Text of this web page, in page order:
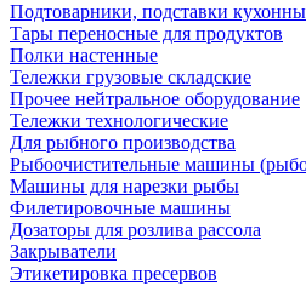
Подтоварники, подставки
Тары переносные для продуктов
Полки настенные
Тележки грузовые складские
Прочее нейтральное оборудование
Тележки технологические
Для рыбного производства
Рыбоочистительные машины
Машины для нарезки рыбы
Филетировочные машины
Дозаторы для розлива рассола
Закрыватели
Этикетировка пресервов